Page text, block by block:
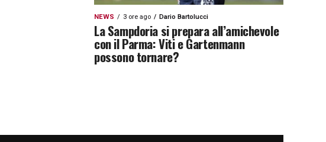
NEWS 3 ore ago Dario Bartolucci
La Sampdoria si prepara all’amichevole
con il Parma: Viti e Gartenmann
possono tornare?